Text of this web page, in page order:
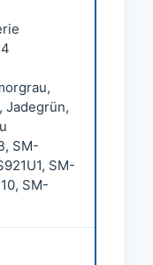
Jadegrün,
SM-
SM-
SM-